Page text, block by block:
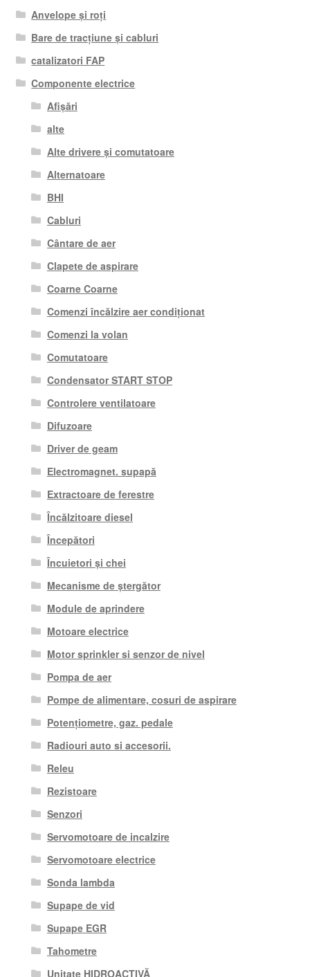
Anvelope și roți
Bare de tracțiune și cabluri
catalizatori FAP
Componente electrice
Afișări
alte
Alte drivere și comutatoare
Alternatoare
BHI
Cabluri
Cântare de aer
Clapete de aspirare
Coarne Coarne
Comenzi încălzire aer condiționat
Comenzi la volan
Comutatoare
Condensator START STOP
Controlere ventilatoare
Difuzoare
Driver de geam
Electromagnet. supapă
Extractoare de ferestre
Încălzitoare diesel
Începători
Încuietori și chei
Mecanisme de ștergător
Module de aprindere
Motoare electrice
Motor sprinkler si senzor de nivel
Pompa de aer
Pompe de alimentare, cosuri de aspirare
Potențiometre, gaz. pedale
Radiouri auto si accesorii.
Releu
Rezistoare
Senzori
Servomotoare de incalzire
Servomotoare electrice
Sonda lambda
Supape de vid
Supape EGR
Tahometre
Unitate HIDROACTIVĂ